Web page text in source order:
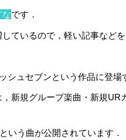
なです．
ているので，軽い記事など
シュセブンという作品に登
新規グループ楽曲・新規
いう曲が公開されています．